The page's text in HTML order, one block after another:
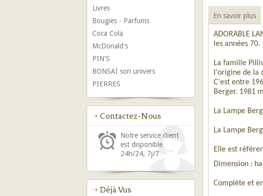
En savoir plus
ADORABLE
les années 70.
La famille
l'origine de la
C'est entre
Berger. 1981
La Lampe
La Lampe
Elle est
Dimension :
Complète et
Livres
Bougies - Parfums
Coca Cola
McDonald's
PIN'S
BONSAÏ son univers
PIERRES
Contactez-Nous
Notre service client
est disponible
24h/24, 7j/7
Déjà Vus